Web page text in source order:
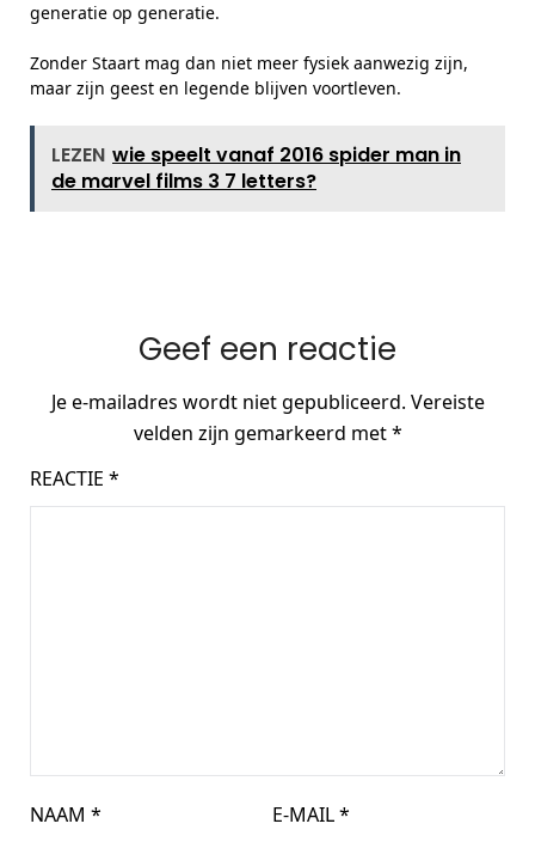
generatie op generatie.
Zonder Staart mag dan niet meer fysiek aanwezig zijn,
maar zijn geest en legende blijven voortleven.
LEZEN wie speelt vanaf 2016 spider man in
de marvel films 3 7 letters?
Geef een reactie
Je e-mailadres wordt niet gepubliceerd. Vereiste
velden zijn gemarkeerd met*
REACTIE *
NAAM * E-MAIL*